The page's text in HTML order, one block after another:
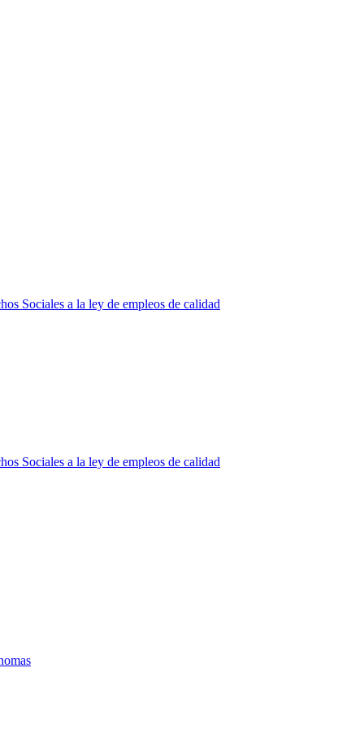
Sociales a la ley de empleos de calidad
Sociales a la ley de empleos de calidad